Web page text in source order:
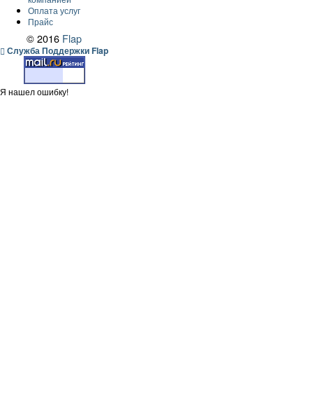
Оплата услуг
Прайс
© 2016 Flap
Служба Поддержки Flap
Я нашел ошибку!